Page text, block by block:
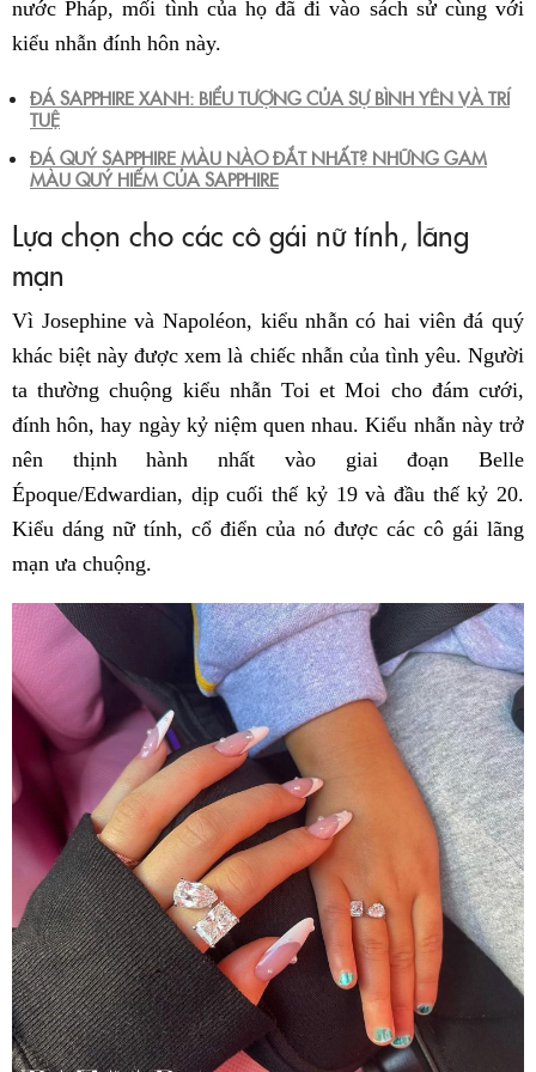
nước Pháp, mối tình của họ đã đi vào sách sử cùng với
kiểu nhẫn đính hôn này.
ĐÁ SAPPHIRE XANH: BIỂU TƯỢNG CỦA SỰ BÌNH YÊN VÀ TRÍ
TUỆ
ĐÁ QUÝ SAPPHIRE MÀU NÀO ĐẮT NHẤT? NHỮNG GAM
MÀU QUÝ HIẾM CỦA SAPPHIRE
Lựa chọn cho các cô gái nữ tính, lãng
mạn
Vì Josephine và Napoléon, kiểu nhẫn có hai viên đá quý
khác biệt này được xem là chiếc nhẫn của tình yêu. Người
ta thường chuộng kiểu nhẫn Toi et Moi cho đám cưới,
đính hôn, hay ngày kỷ niệm quen nhau. Kiểu nhẫn này trở
nên thịnh hành nhất vào giai đoạn Belle
Époque/Edwardian, dịp cuối thế kỷ 19 và đầu thế kỷ 20.
Kiểu dáng nữ tính, cổ điển của nó được các cô gái lãng
mạn ưa chuộng.